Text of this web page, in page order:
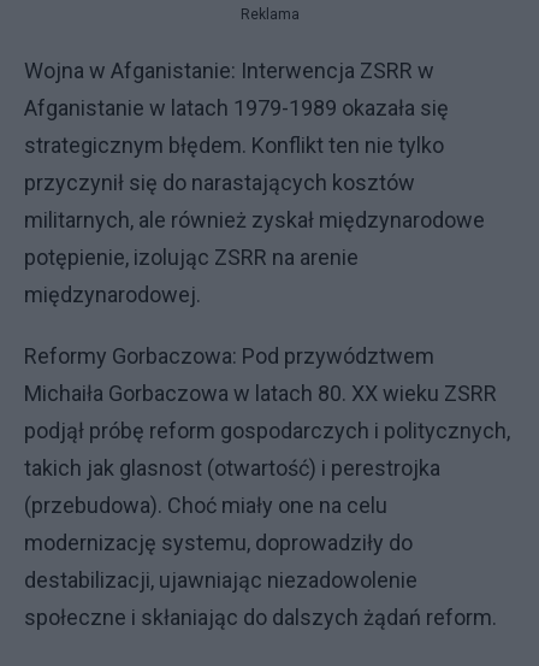
Reklama
Wojna w Afganistanie: Interwencja ZSRR w
Afganistanie w latach 1979-1989 okazała się
strategicznym błędem. Konflikt ten nie tylko
przyczynił się do narastających kosztów
militarnych, ale również zyskał międzynarodowe
potępienie, izolując ZSRR na arenie
międzynarodowej.
Reformy Gorbaczowa: Pod przywództwem
Michaiła Gorbaczowa w latach 80. XX wieku ZSRR
podjął próbę reform gospodarczych i politycznych,
takich jak glasnost (otwartość) i perestrojka
(przebudowa). Choć miały one na celu
modernizację systemu, doprowadziły do
destabilizacji, ujawniając niezadowolenie
społeczne i skłaniając do dalszych żądań reform.